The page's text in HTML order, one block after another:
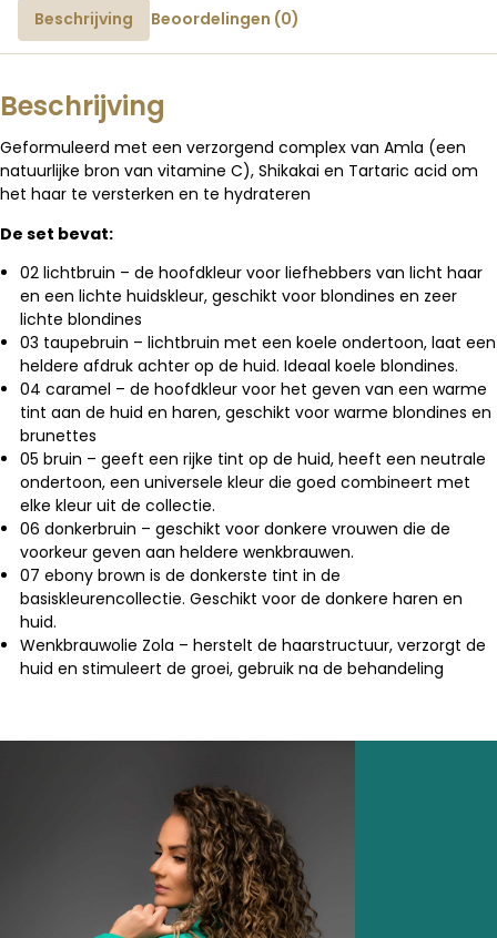
Beschrijving Beoordelingen (0)
Beschrijving
Geformuleerd met een verzorgend complex van Amla (een
natuurlijke bron van vitamine C), Shikakai en Tartaric acid om
het haar te versterken en te hydrateren
De set bevat:
02 lichtbruin – de hoofdkleur voor liefhebbers van licht haar
en een lichte huidskleur, geschikt voor blondines en zeer
lichte blondines
03 taupebruin – lichtbruin met een koele ondertoon, laat een
heldere afdruk achter op de huid. Ideaal koele blondines.
04 caramel – de hoofdkleur voor het geven van een warme
tint aan de huid en haren, geschikt voor warme blondines en
brunettes
05 bruin – geeft een rijke tint op de huid, heeft een neutrale
ondertoon, een universele kleur die goed combineert met
elke kleur uit de collectie.
06 donkerbruin – geschikt voor donkere vrouwen die de
voorkeur geven aan heldere wenkbrauwen.
07 ebony brown is de donkerste tint in de
basiskleurencollectie. Geschikt voor de donkere haren en
huid.
Wenkbrauwolie Zola – herstelt de haarstructuur, verzorgt de
huid en stimuleert de groei, gebruik na de behandeling